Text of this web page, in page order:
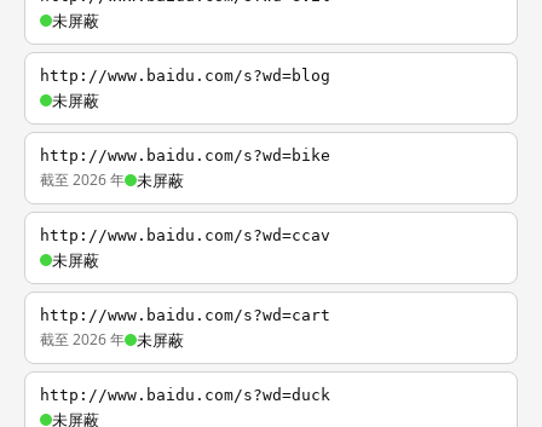
未屏蔽
http://www.baidu.com/s?wd=blog
未屏蔽
http://www.baidu.com/s?wd=bike
截至 2026 年 未屏蔽
http://www.baidu.com/s?wd=ccav
未屏蔽
http://www.baidu.com/s?wd=cart
截至 2026 年 未屏蔽
http://www.baidu.com/s?wd=duck
未屏蔽